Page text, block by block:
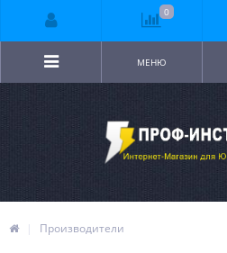
МЕНЮ
Производители
0